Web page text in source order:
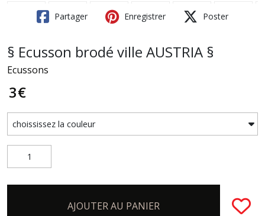
Partager Enregistrer Poster
§ Ecusson brodé ville AUSTRIA §
Ecussons
3€
AJOUTER AU PANIER